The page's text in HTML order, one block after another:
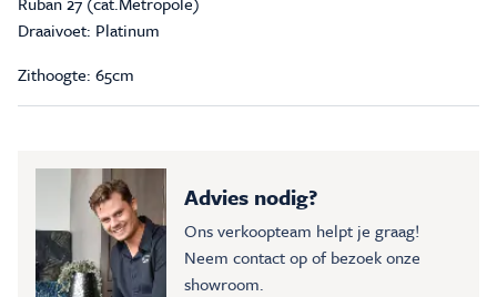
Draaivoet: Platinum
Zithoogte: 65cm
Advies nodig?
Ons verkoopteam helpt je graag!
Neem contact op of bezoek onze
showroom.